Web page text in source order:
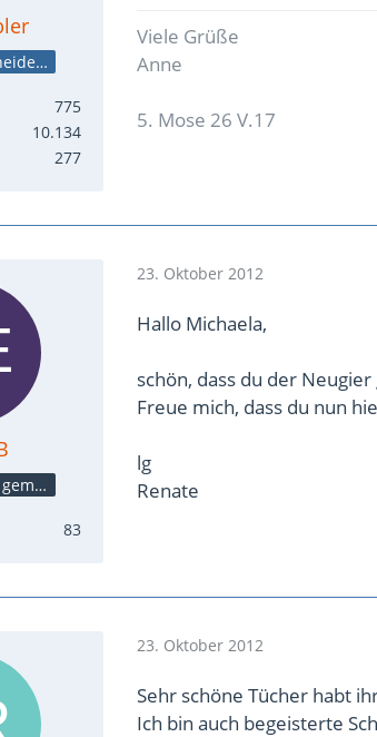
Die Hobbyschneiderin
775
10.134
277
Viele Grüße
Anne
5. Mose 26 V.17
Bekanntschaft gemacht
83
23. Oktober 2012
Hallo Michaela,
schön, dass du der
Freue mich, dass du nun
lg
Renate
23. Oktober 2012
Sehr schöne Tücher habt
Ich bin auch begeisterte